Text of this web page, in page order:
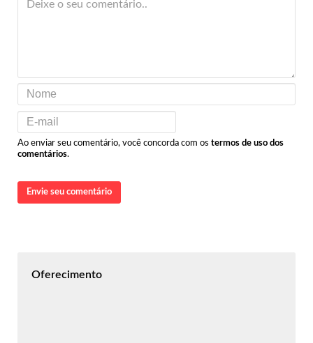
Ao enviar seu comentário, você concorda com os termos de uso dos
comentários.
Envie seu comentário
Oferecimento